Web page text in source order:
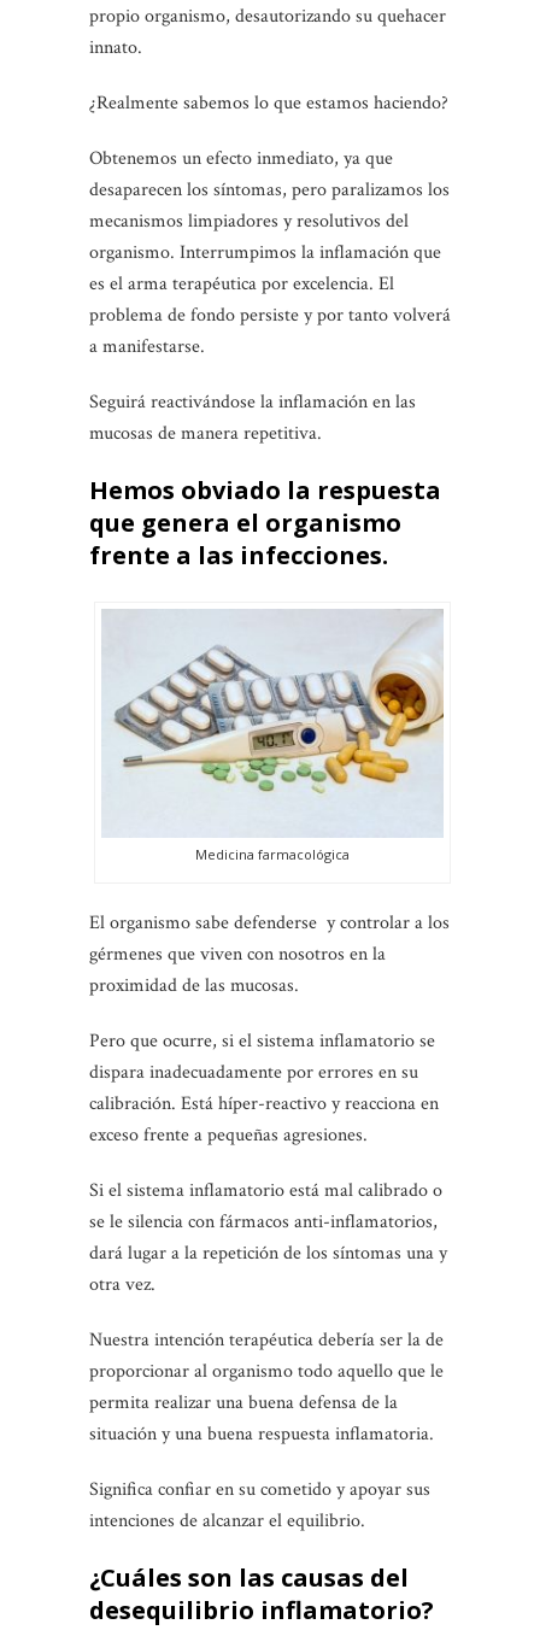
propio organismo, desautorizando su quehacer
innato.
¿Realmente sabemos lo que estamos haciendo?
Obtenemos un efecto inmediato, ya que
desaparecen los síntomas, pero paralizamos los
mecanismos limpiadores y resolutivos del
organismo. Interrumpimos la inflamación que
es el arma terapéutica por excelencia. El
problema de fondo persiste y por tanto volverá
a manifestarse.
Seguirá reactivándose la inflamación en las
mucosas de manera repetitiva.
Hemos obviado la respuesta
que genera el organismo
frente a las infecciones.
Medicina farmacológica
El organismo sabe defenderse y controlar a los
gérmenes que viven con nosotros en la
proximidad de las mucosas.
Pero que ocurre, si el sistema inflamatorio se
dispara inadecuadamente por errores en su
calibración. Está híper-reactivo y reacciona en
exceso frente a pequeñas agresiones.
Si el sistema inflamatorio está mal calibrado o
se le silencia con fármacos anti-inflamatorios,
dará lugar a la repetición de los síntomas una y
otra vez.
Nuestra intención terapéutica debería ser la de
proporcionar al organismo todo aquello que le
permita realizar una buena defensa de la
situación y una buena respuesta inflamatoria.
Significa confiar en su cometido y apoyar sus
intenciones de alcanzar el equilibrio.
¿Cuáles son las causas del
desequilibrio inflamatorio?